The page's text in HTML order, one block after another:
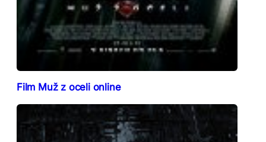
Film Muž z oceli online